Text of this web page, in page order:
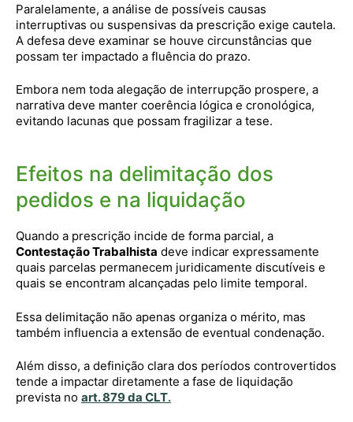
Paralelamente, a análise de possíveis causas
interruptivas ou suspensivas da prescrição exige cautela.
A defesa deve examinar se houve circunstâncias que
possam ter impactado a fluência do prazo.
Embora nem toda alegação de interrupção prospere, a
narrativa deve manter coerência lógica e cronológica,
evitando lacunas que possam fragilizar a tese.
Efeitos na delimitação dos
pedidos e na liquidação
Quando a prescrição incide de forma parcial, a
Contestação Trabalhista deve indicar expressamente
quais parcelas permanecem juridicamente discutíveis e
quais se encontram alcançadas pelo limite temporal.
Essa delimitação não apenas organiza o mérito, mas
também influencia a extensão de eventual condenação.
Além disso, a definição clara dos períodos controvertidos
tende a impactar diretamente a fase de liquidação
prevista no art. 879 da CLT.